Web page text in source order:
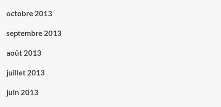
octobre 2013
septembre 2013
août 2013
juillet 2013
juin 2013